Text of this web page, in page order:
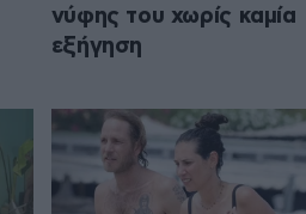
νύφης του χωρίς καμία
εξήγηση